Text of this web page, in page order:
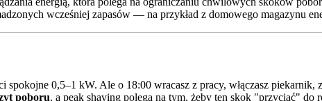
wcześniej zapasów — na przykład z domowego magazynu
spokojne 0,5–1 kW. Ale o 18:00 wracasz z pracy, włączasz
poboru, a peak shaving polega na tym, żeby ten skok "przyciąć" do